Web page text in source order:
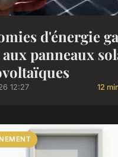
d'énergie
panneaux
12:27 12